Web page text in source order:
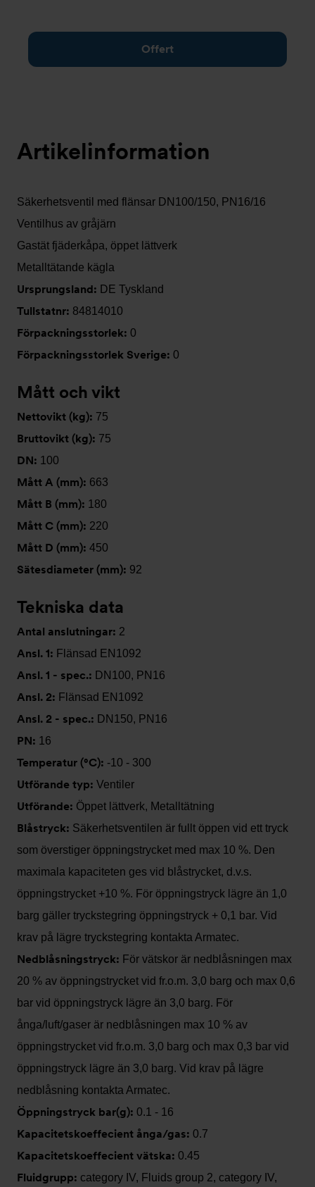
Offert
Artikelinformation
Säkerhetsventil med flänsar DN100/150, PN16/16
Ventilhus av gråjärn
Gastät fjäderkåpa, öppet lättverk
Metalltätande kägla
Ursprungsland: DE Tyskland
Tullstatnr: 84814010
Förpackningsstorlek: 0
Förpackningsstorlek Sverige: 0
Mått och vikt
Nettovikt (kg): 75
Bruttovikt (kg): 75
DN: 100
Mått A (mm): 663
Mått B (mm): 180
Mått C (mm): 220
Mått D (mm): 450
Sätesdiameter (mm): 92
Tekniska data
Antal anslutningar: 2
Ansl. 1: Flänsad EN1092
Ansl. 1 - spec.: DN100, PN16
Ansl. 2: Flänsad EN1092
Ansl. 2 - spec.: DN150, PN16
PN: 16
Temperatur (°C): -10 - 300
Utförande typ: Ventiler
Utförande: Öppet lättverk, Metalltätning
Blåstryck: Säkerhetsventilen är fullt öppen vid ett tryck
som överstiger öppningstrycket med max 10 %. Den
maximala kapaciteten ges vid blåstrycket, d.v.s.
öppningstrycket +10 %. För öppningstryck lägre än 1,0
barg gäller tryckstegring öppningstryck + 0,1 bar. Vid
krav på lägre tryckstegring kontakta Armatec.
Nedblåsningstryck: För vätskor är nedblåsningen max
20 % av öppningstrycket vid fr.o.m. 3,0 barg och max 0,6
bar vid öppningstryck lägre än 3,0 barg. För
ånga/luft/gaser är nedblåsningen max 10 % av
öppningstrycket vid fr.o.m. 3,0 barg och max 0,3 bar vid
öppningstryck lägre än 3,0 barg. Vid krav på lägre
nedblåsning kontakta Armatec.
Öppningstryck bar(g): 0.1 - 16
Kapacitetskoeffecient ånga/gas: 0.7
Kapacitetskoeffecient vätska: 0.45
Fluidgrupp: category IV, Fluids group 2, category IV,